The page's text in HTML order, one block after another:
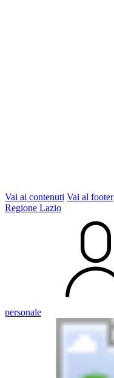
Vai ai contenuti Vai al footer
Regione Lazio
personale